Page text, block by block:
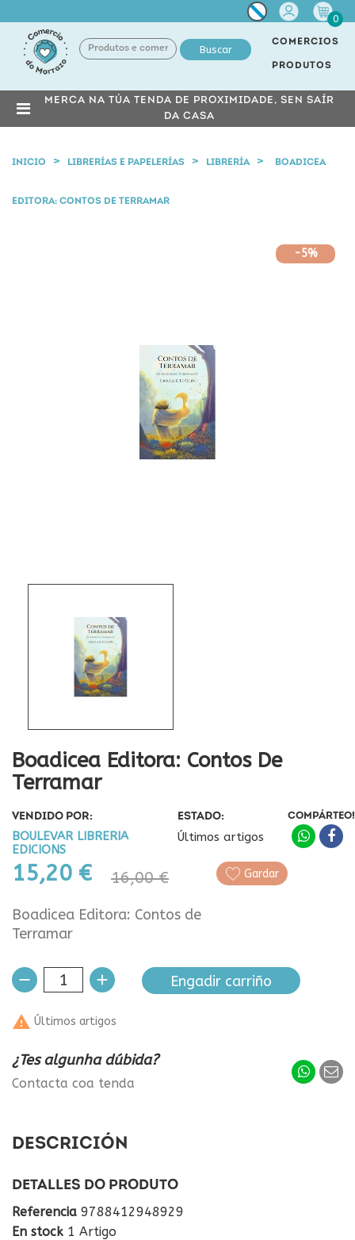
Miña
conta
0
Buscar
COMERCIOS
PRODUTOS
MERCA NA TÚA TENDA DE PROXIMIDADE, SEN SAÍR
DA CASA
INICIO LIBRERÍAS E PAPELERÍAS LIBRERÍA BOADICEA
EDITORA: CONTOS DE TERRAMAR
-5%
Boadicea Editora: Contos De
Terramar
VENDIDO POR:
BOULEVAR LIBRERIA
EDICIONS
ESTADO:
Últimos artigos
15,20 € 16,00 €
COMPÁRTEO!
Gardar
Boadicea Editora: Contos de
Terramar
Engadir carriño
 Últimos artigos
¿Tes algunha dúbida?
Contacta coa tenda
DESCRICIÓN
DETALLES DO PRODUTO
Referencia 9788412948929
En stock 1 Artigo